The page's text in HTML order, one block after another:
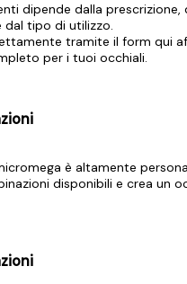
dipende dalla prescrizione,
dal tipo di utilizzo.
tramite il form qui
per i tuoi occhiali.
è altamente
disponibili e crea un